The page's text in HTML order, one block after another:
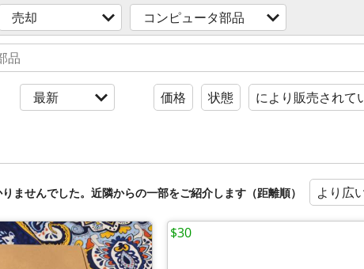
売却 コンピュータ部品
最新 価格 状態 により販売されて
ませんでした。近隣からの一部をご紹介します（距離順） より広
$30